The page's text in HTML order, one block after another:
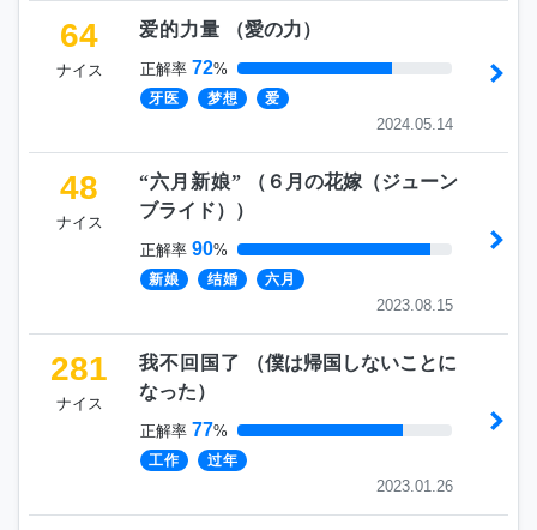
64
ナイス
爱的力量 （愛の力）
正解率 72%
牙医 梦想 爱
2024.05.14
48
ナイス
“六月新娘” （ ６月の花嫁（ジューン
ブライド）
）
正解率 90%
新娘 结婚 六月
2023.08.15
281
ナイス
我不回国了 （僕は帰国しないことに
なった）
正解率 77%
工作 过年
2023.01.26